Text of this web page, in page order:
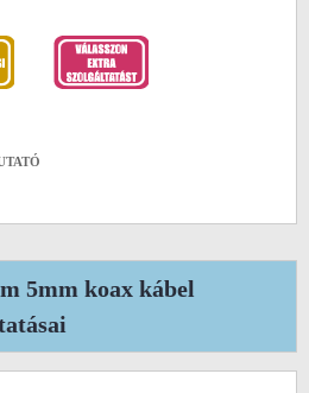
5mm koax kábel